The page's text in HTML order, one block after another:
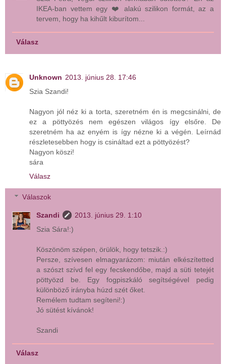
IKEA-ban vettem egy ❤️ alakú szilikon formát, az a
tervem, hogy ha kihűlt kiburítom...
Válasz
Unknown 2013. június 28. 17:46
Szia Szandi!
Nagyon jól néz ki a torta, szeretném én is megcsinálni, de
ez a pöttyözés nem egészen világos így elsőre. De
szeretném ha az enyém is így nézne ki a végén. Leírnád
részletesebben hogy is csináltad ezt a pöttyözést?
Nagyon köszi!
sára
Válasz
Válaszok
Szandi
2013. június 29. 1:10
Szia Sára!:)
Köszönöm szépen, örülök, hogy tetszik.:)
Persze, szívesen elmagyarázom: miután elkészítetted
a szószt szívd fel egy fecskendőbe, majd a süti tetejét
pöttyözd be. Egy fogpiszkáló segítségével pedig
különböző irányba húzd szét őket.
Remélem tudtam segíteni!:)
Jó sütést kívánok!
Szandi
Válasz